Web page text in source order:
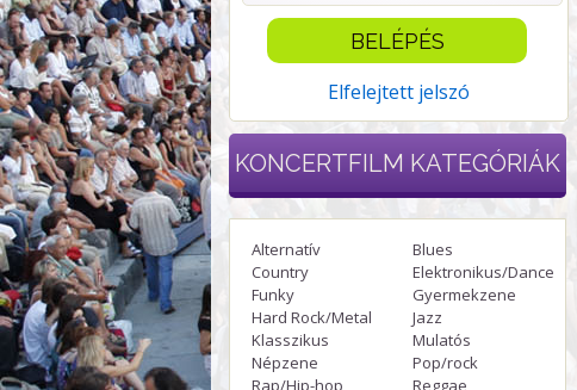
Elfelejtett jelszó
KONCERTFILM KATEGÓRIÁK
Alternatív
Blues
Country
Elektronikus/Dance
Funky
Gyermekzene
Hard Rock/Metal
Jazz
Klasszikus
Mulatós
Népzene
Pop/rock
Rap/Hip-hop
Reggae